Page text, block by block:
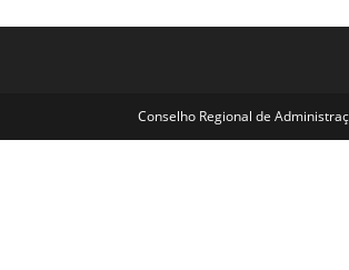
Conselho Regional de